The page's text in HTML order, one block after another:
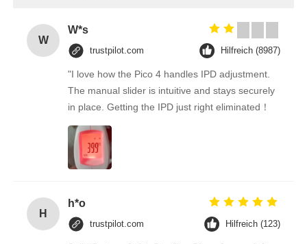
W
W*s
trustpilot.com Hilfreich (8987)
"I love how the Pico 4 handles IPD adjustment.
The manual slider is intuitive and stays securely
in place. Getting the IPD just right eliminated！
H
h*o
trustpilot.com Hilfreich (123)